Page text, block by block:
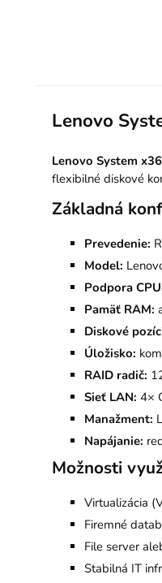
Lenovo
Lenovo System
flexibilné diskové
Základná
Prevedenie:
Model:
Podpora
Pamäť RAM:
Diskové
Úložisko:
RAID radič:
Sieť LAN: 4×
Manažment:
Napájanie:
Možnosti
Virtualizácia
Firemné
File server
Stabilná IT